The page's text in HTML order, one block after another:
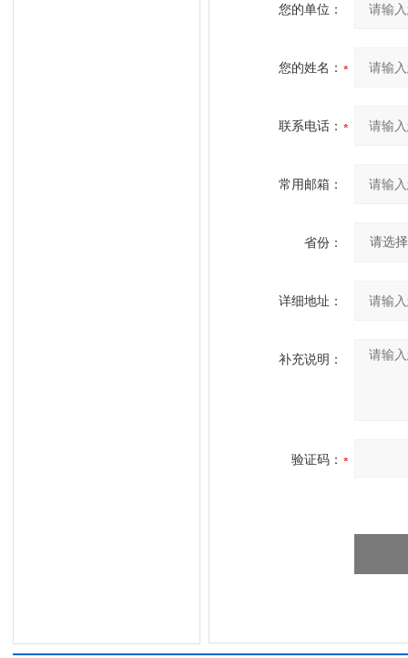
您的单位：
您的姓名：
联系电话：
常用邮箱：
省份：
详细地址：
补充说明：
验证码：